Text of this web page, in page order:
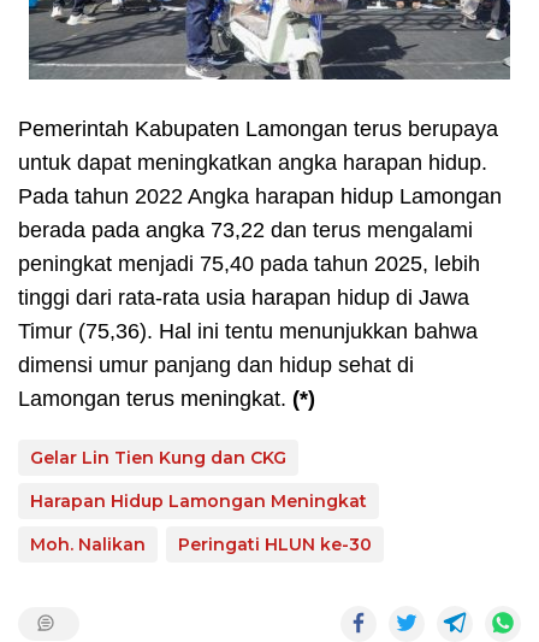
Pemerintah Kabupaten Lamongan terus berupaya
untuk dapat meningkatkan angka harapan hidup.
Pada tahun 2022 Angka harapan hidup Lamongan
berada pada angka 73,22 dan terus mengalami
peningkat menjadi 75,40 pada tahun 2025, lebih
tinggi dari rata-rata usia harapan hidup di Jawa
Timur (75,36). Hal ini tentu menunjukkan bahwa
dimensi umur panjang dan hidup sehat di
Lamongan terus meningkat. (*)
Gelar Lin Tien Kung dan CKG
Harapan Hidup Lamongan Meningkat
Moh. Nalikan
Peringati HLUN ke-30